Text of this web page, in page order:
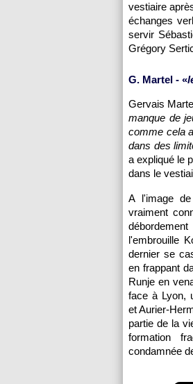
vestiaire
échanges
servir
Grégory
G. Martel - «
Gervais
manque de
comme cela
dans des
a expliqué le
dans le
A l'image
vraiment
l'embrouille
dernier se
en frappant
Runje en
face à Lyon,
et Aurier-
partie de la
formation
condamnée